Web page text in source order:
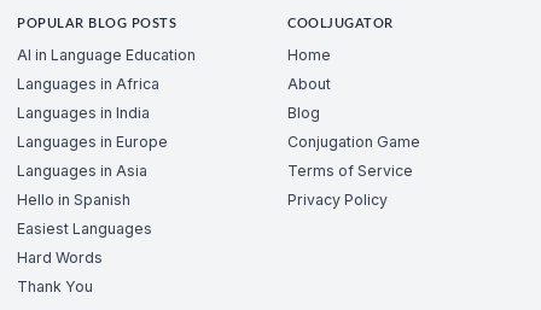
POPULAR BLOG POSTS
AI in Language Education
Languages in Africa
Languages in India
Languages in Europe
Languages in Asia
Hello in Spanish
Easiest Languages
Hard Words
Thank You
COOLJUGATOR
Home
About
Blog
Conjugation Game
Terms of Service
Privacy Policy